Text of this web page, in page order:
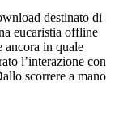
destinato di
eucaristia offline
ancora in quale
l’interazione con
scorrere a mano